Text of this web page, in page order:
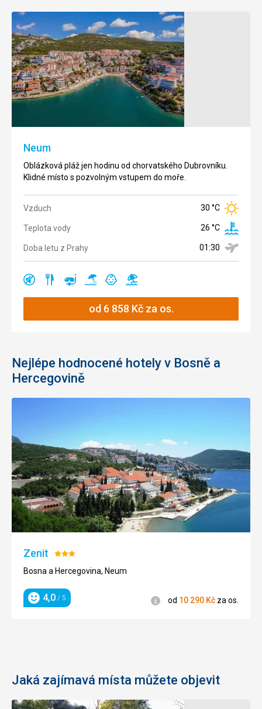
Neum
Oblázková pláž jen hodinu od chorvatského Dubrovníku.
Klidné místo s pozvolným vstupem do moře.
Vzduch 30 °C
Teplota vody 26 °C
Doba letu z Prahy 01:30
klidná
Ano
restaurace
Ano
šnorchlování
Ano
oblázková
Ano
vhodné
Ano
válení
Ano
od 6 858 Kč za os.
Nejlépe hodnocené hotely v Bosně a
Hercegovině
Zenit Hodnocení:
3/5
Bosna a Hercegovina, Neum
Hodnocení
4,0 / 5 Informace
od 10 290 Kč za os.
Jaká zajímavá místa můžete objevit